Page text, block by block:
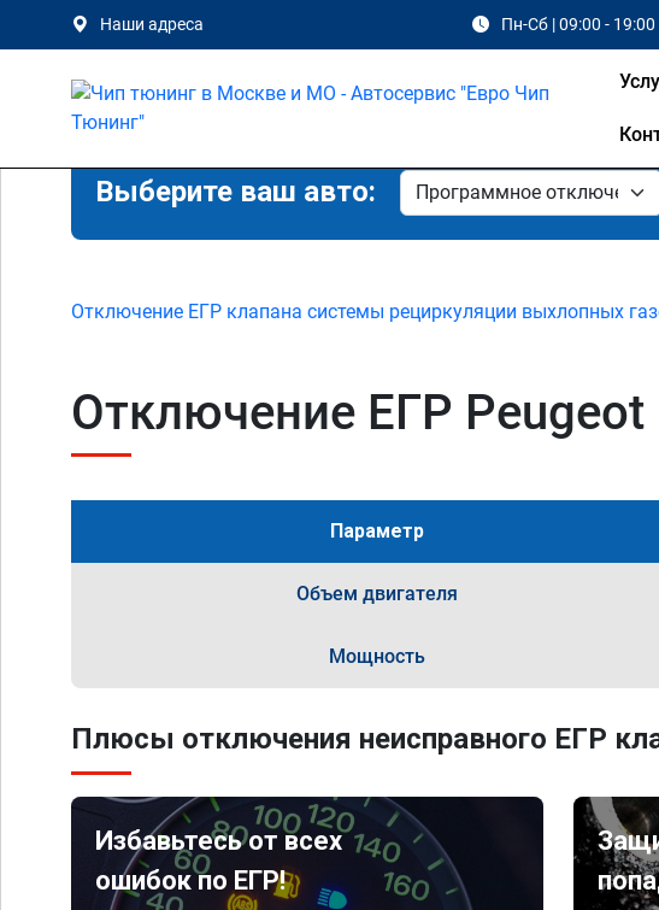
Наши адреса Пн-Сб | 09:00 - 19:00
Выберите ваш авто:
Отключение ЕГР клапана системы рециркуляции выхлопных
Отключение ЕГР
Параметр
Объем двигателя
Мощность
Плюсы отключения неисправного ЕГР
Избавьтесь от всех
ошибок по ЕГР!